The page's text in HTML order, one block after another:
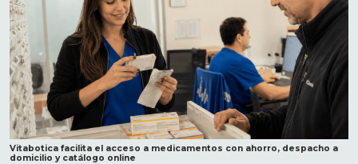
Vitabotica facilita el acceso a medicamentos con ahorro, despacho a
domicilio y catálogo online